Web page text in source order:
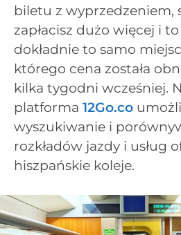
biletu z wyprzedzeniem,
zapłacisz dużo więcej i
dokładnie to samo
którego cena została
kilka tygodni wcześniej.
platforma 12Go.co
wyszukiwanie i
rozkładów jazdy i usług
hiszpańskie koleje.